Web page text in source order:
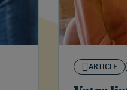
ARTICLE